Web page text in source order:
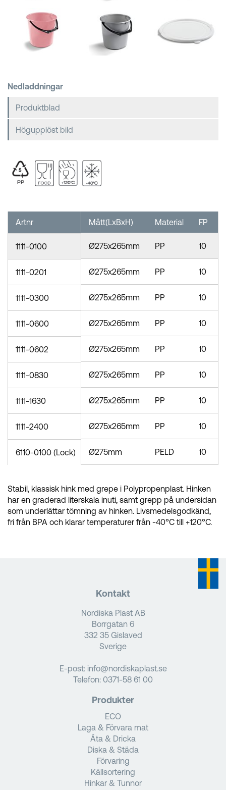
Nedladdningar
Produktblad
Högupplöst bild
Mått(LxBxH) Material FP
Ø275x265mm PP 10
Ø275x265mm PP 10
Ø275x265mm PP 10
Ø275x265mm PP 10
Ø275x265mm PP 10
Ø275x265mm PP 10
Ø275x265mm PP 10
Ø275x265mm PP 10
Ø275mm PELD 10
Artnr
1111-0100
1111-0201
1111-0300
1111-0600
1111-0602
1111-0830
1111-1630
1111-2400
6110-0100 (Lock)
Stabil, klassisk hink med grepe i Polypropenplast. Hinken
har en graderad literskala inuti, samt grepp på undersidan
som underlättar tömning av hinken. Livsmedelsgodkänd,
fri från BPA och klarar temperaturer från -40°C till +120°C.
Kontakt
Nordiska Plast AB
Borrgatan 6
332 35 Gislaved
Sverige
E-post: info@nordiskaplast.se
Telefon: 0371-58 61 00
Produkter
ECO
Laga & Förvara mat
Äta & Dricka
Diska & Städa
Förvaring
Källsortering
Hinkar & Tunnor